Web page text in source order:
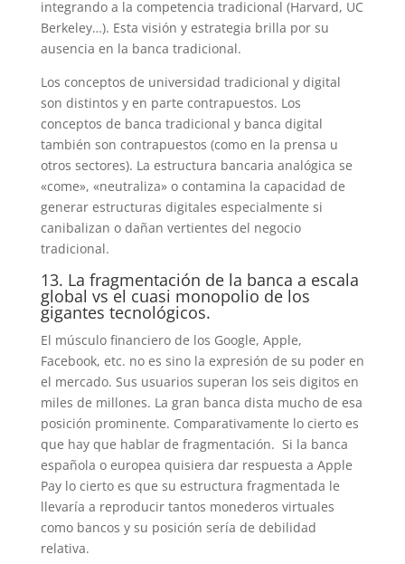
integrando a la competencia tradicional (Harvard, UC
Berkeley…). Esta visión y estrategia brilla por su
ausencia en la banca tradicional.
Los conceptos de universidad tradicional y digital
son distintos y en parte contrapuestos. Los
conceptos de banca tradicional y banca digital
también son contrapuestos (como en la prensa u
otros sectores). La estructura bancaria analógica se
«come», «neutraliza» o contamina la capacidad de
generar estructuras digitales especialmente si
canibalizan o dañan vertientes del negocio
tradicional.
13. La fragmentación de la banca a escala
global vs el cuasi monopolio de los
gigantes tecnológicos.
El músculo financiero de los Google, Apple,
Facebook, etc. no es sino la expresión de su poder en
el mercado. Sus usuarios superan los seis digitos en
miles de millones. La gran banca dista mucho de esa
posición prominente. Comparativamente lo cierto es
que hay que hablar de fragmentación. Si la banca
española o europea quisiera dar respuesta a Apple
Pay lo cierto es que su estructura fragmentada le
llevaría a reproducir tantos monederos virtuales
como bancos y su posición sería de debilidad
relativa.